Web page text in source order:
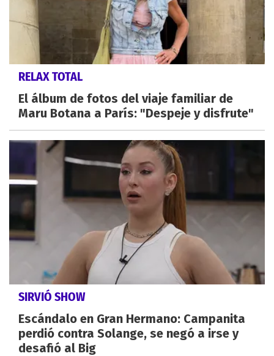
RELAX TOTAL
El álbum de fotos del viaje familiar de
Maru Botana a París: "Despeje y disfrute"
SIRVIÓ SHOW
Escándalo en Gran Hermano: Campanita
perdió contra Solange, se negó a irse y
desafió al Big